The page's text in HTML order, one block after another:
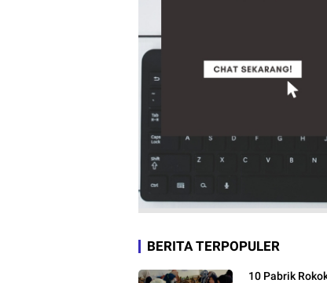
BERITA TERPOPULER
10 Pabrik